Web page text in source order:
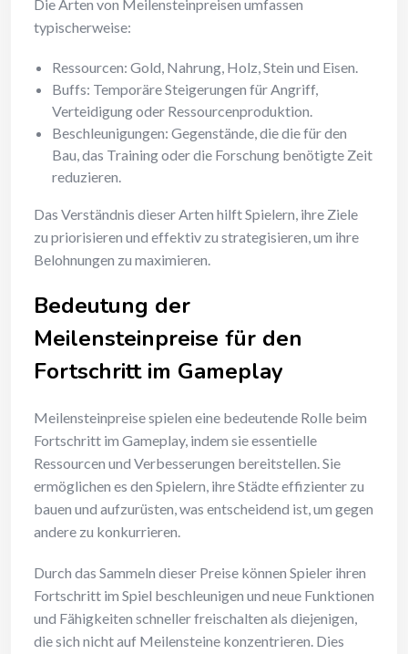
Die Arten von Meilensteinpreisen umfassen
typischerweise:
Ressourcen: Gold, Nahrung, Holz, Stein und Eisen.
Buffs: Temporäre Steigerungen für Angriff,
Verteidigung oder Ressourcenproduktion.
Beschleunigungen: Gegenstände, die die für den
Bau, das Training oder die Forschung benötigte Zeit
reduzieren.
Das Verständnis dieser Arten hilft Spielern, ihre Ziele
zu priorisieren und effektiv zu strategisieren, um ihre
Belohnungen zu maximieren.
Bedeutung der
Meilensteinpreise für den
Fortschritt im Gameplay
Meilensteinpreise spielen eine bedeutende Rolle beim
Fortschritt im Gameplay, indem sie essentielle
Ressourcen und Verbesserungen bereitstellen. Sie
ermöglichen es den Spielern, ihre Städte effizienter zu
bauen und aufzurüsten, was entscheidend ist, um gegen
andere zu konkurrieren.
Durch das Sammeln dieser Preise können Spieler ihren
Fortschritt im Spiel beschleunigen und neue Funktionen
und Fähigkeiten schneller freischalten als diejenigen,
die sich nicht auf Meilensteine konzentrieren. Dies